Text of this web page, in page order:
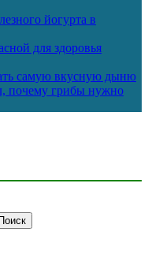
йогурта в
для здоровья
самую вкусную дыню
почему грибы нужно